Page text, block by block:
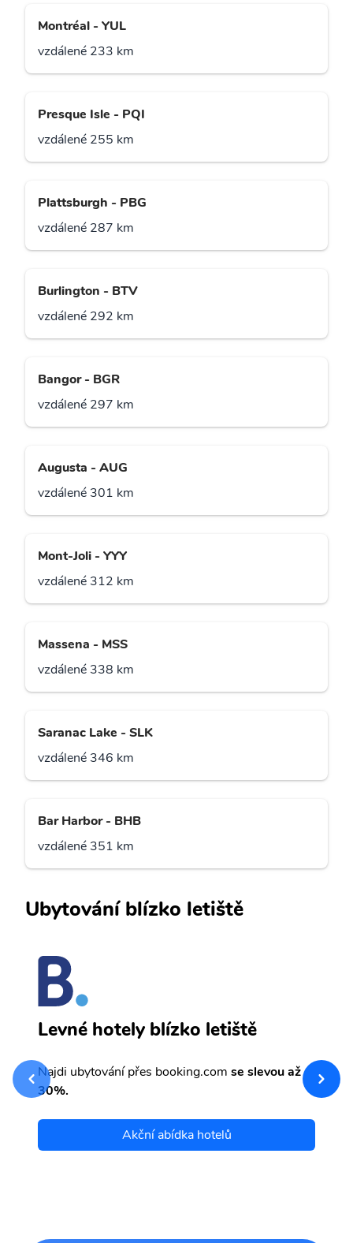
Montréal - YUL
vzdálené 233 km
Presque Isle - PQI
vzdálené 255 km
Plattsburgh - PBG
vzdálené 287 km
Burlington - BTV
vzdálené 292 km
Bangor - BGR
vzdálené 297 km
Augusta - AUG
vzdálené 301 km
Mont-Joli - YYY
vzdálené 312 km
Massena - MSS
vzdálené 338 km
Saranac Lake - SLK
vzdálené 346 km
Bar Harbor - BHB
vzdálené 351 km
Ubytování blízko letiště
Levné hotely blízko letiště
Najdi ubytování přes booking.com se slevou až
30%.
Akční abídka hotelů